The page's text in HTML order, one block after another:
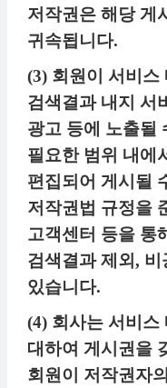
저작권은 해당 게
귀속됩니다.
(3) 회원이 서비스
검색결과 내지 서
광고 등에 노출될
필요한 범위 내에
편집되어 게시될
저작권법 규정을
고객센터 등을 통
검색결과 제외,
있습니다.
(4) 회사는 서비스
대하여 게시권을
회원이 저작권자